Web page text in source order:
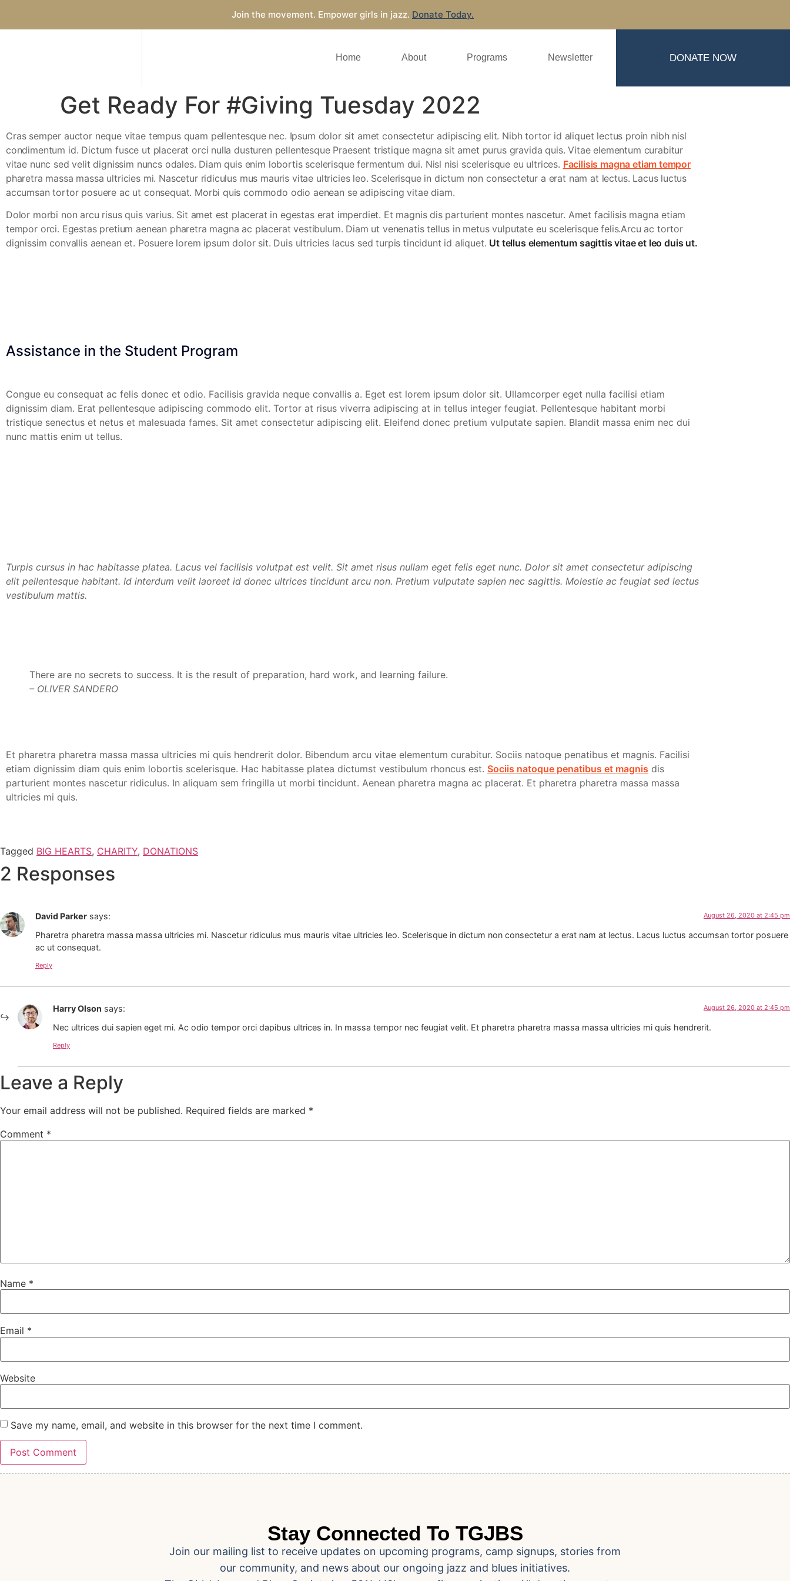
Join the movement. Empower girls in jazz. Donate Today.
Home About Programs Newsletter DONATE NOW
Get Ready For #Giving Tuesday 2022
Cras semper auctor neque vitae tempus quam pellentesque nec. Ipsum dolor sit amet consectetur adipiscing elit. Nibh tortor id aliquet lectus proin nibh nisl
condimentum id. Dictum fusce ut placerat orci nulla dusturen pellentesque Praesent tristique magna sit amet purus gravida quis. Vitae elementum curabitur
vitae nunc sed velit dignissim nuncs odales. Diam quis enim lobortis scelerisque fermentum dui. Nisl nisi scelerisque eu ultrices. Facilisis magna etiam tempor
pharetra massa massa ultricies mi. Nascetur ridiculus mus mauris vitae ultricies leo. Scelerisque in dictum non consectetur a erat nam at lectus. Lacus luctus
accumsan tortor posuere ac ut consequat. Morbi quis commodo odio aenean se adipiscing vitae diam.
Dolor morbi non arcu risus quis varius. Sit amet est placerat in egestas erat imperdiet. Et magnis dis parturient montes nascetur. Amet facilisis magna etiam
tempor orci. Egestas pretium aenean pharetra magna ac placerat vestibulum. Diam ut venenatis tellus in metus vulputate eu scelerisque felis.Arcu ac tortor
dignissim convallis aenean et. Posuere lorem ipsum dolor sit. Duis ultricies lacus sed turpis tincidunt id aliquet. Ut tellus elementum sagittis vitae et leo duis ut.
Assistance in the Student Program
Congue eu consequat ac felis donec et odio. Facilisis gravida neque convallis a. Eget est lorem ipsum dolor sit. Ullamcorper eget nulla facilisi etiam
dignissim diam. Erat pellentesque adipiscing commodo elit. Tortor at risus viverra adipiscing at in tellus integer feugiat. Pellentesque habitant morbi
tristique senectus et netus et malesuada fames. Sit amet consectetur adipiscing elit. Eleifend donec pretium vulputate sapien. Blandit massa enim nec dui
nunc mattis enim ut tellus.
Turpis cursus in hac habitasse platea. Lacus vel facilisis volutpat est velit. Sit amet risus nullam eget felis eget nunc. Dolor sit amet consectetur adipiscing
elit pellentesque habitant. Id interdum velit laoreet id donec ultrices tincidunt arcu non. Pretium vulputate sapien nec sagittis. Molestie ac feugiat sed lectus
vestibulum mattis.
There are no secrets to success. It is the result of preparation, hard work, and learning failure.
– OLIVER SANDERO
Et pharetra pharetra massa massa ultricies mi quis hendrerit dolor. Bibendum arcu vitae elementum curabitur. Sociis natoque penatibus et magnis. Facilisi
etiam dignissim diam quis enim lobortis scelerisque. Hac habitasse platea dictumst vestibulum rhoncus est. Sociis natoque penatibus et magnis dis
parturient montes nascetur ridiculus. In aliquam sem fringilla ut morbi tincidunt. Aenean pharetra magna ac placerat. Et pharetra pharetra massa massa
ultricies mi quis.
Tagged BIG HEARTS, CHARITY, DONATIONS
2 Responses
David Parker says: August 26, 2020 at 2:45 pm
Pharetra pharetra massa massa ultricies mi. Nascetur ridiculus mus mauris vitae ultricies leo. Scelerisque in dictum non consectetur a erat nam at lectus. Lacus luctus accumsan tortor posuere
ac ut consequat.
Reply
Harry Olson says: August 26, 2020 at 2:45 pm
Nec ultrices dui sapien eget mi. Ac odio tempor orci dapibus ultrices in. In massa tempor nec feugiat velit. Et pharetra pharetra massa massa ultricies mi quis hendrerit.
Reply
Leave a Reply
Your email address will not be published. Required fields are marked *
Comment *
Name *
Email *
Website
Save my name, email, and website in this browser for the next time I comment.
Stay Connected To TGJBS
Join our mailing list to receive updates on upcoming programs, camp signups, stories from
our community, and news about our ongoing jazz and blues initiatives.